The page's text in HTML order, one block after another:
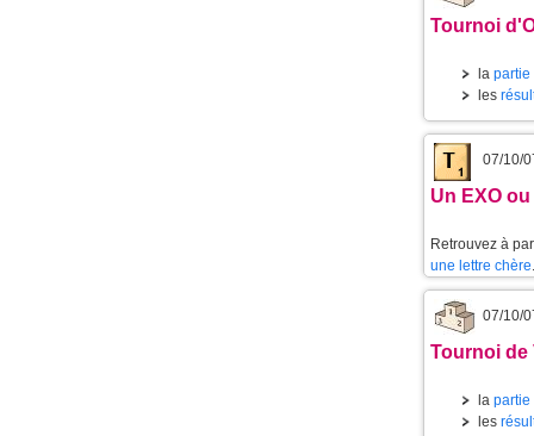
Tournoi
la partie
les
07/10/
Un EXO
Retrouvez à
une lettre chère.
07/10/
Tournoi de
la partie
les